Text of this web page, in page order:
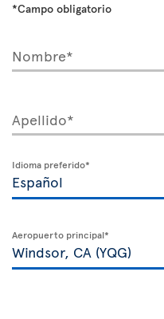
*Campo obligatorio
Nombre*
Apellido*
Idioma preferido*
Aeropuerto principal*